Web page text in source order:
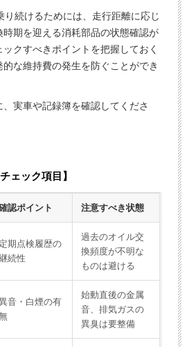
り続けるためには、走行距離に応じ
期を迎える消耗部品の状態確認が
クすべきポイントを把握しておく
な維持費の発生を防ぐことができ
実車や記録簿を確認してくださ
ェック項目】
認ポイント 注意すべき状態
定期点検履歴の
続性
過去のオイル交
換頻度が不明な
ものは避ける
音・白煙の有
始動直後の金属
音、排気ガスの
異臭は要整備